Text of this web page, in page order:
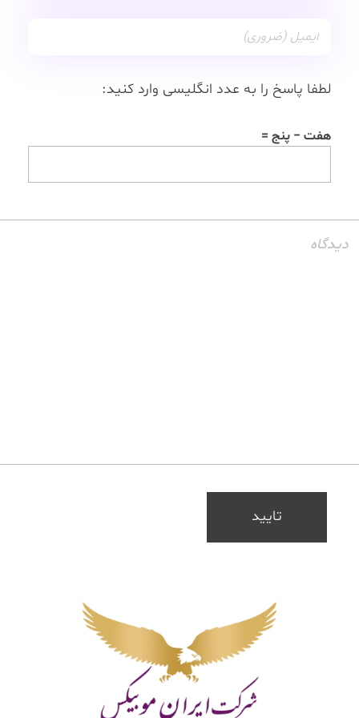
لطفا پاسخ را به عدد انگلیسی وارد کنید:
هفت − پنج =